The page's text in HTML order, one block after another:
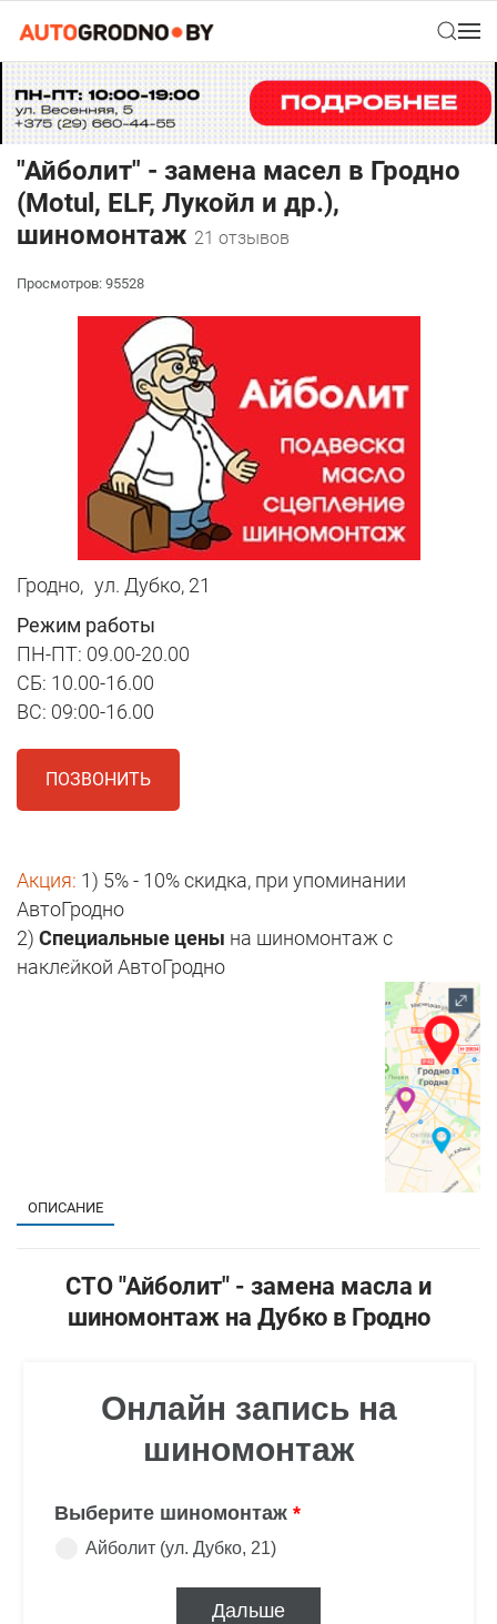
"Айболит" - замена масел в Гродно
(Motul, ELF, Лукойл и др.),
шиномонтаж 21 отзывов
Просмотров: 95528
Гродно, ул. Дубко, 21
Режим работы
ПН-ПТ: 09.00-20.00
СБ: 10.00-16.00
ВС: 09:00-16.00
ПОЗВОНИТЬ
Акция: 1) 5% - 10% скидка, при упоминании
АвтоГродно
2) Специальные цены на шиномонтаж с
наклейкой АвтоГродно
ОПИСАНИЕ
СТО "Айболит" - замена масла и
шиномонтаж на Дубко в Гродно